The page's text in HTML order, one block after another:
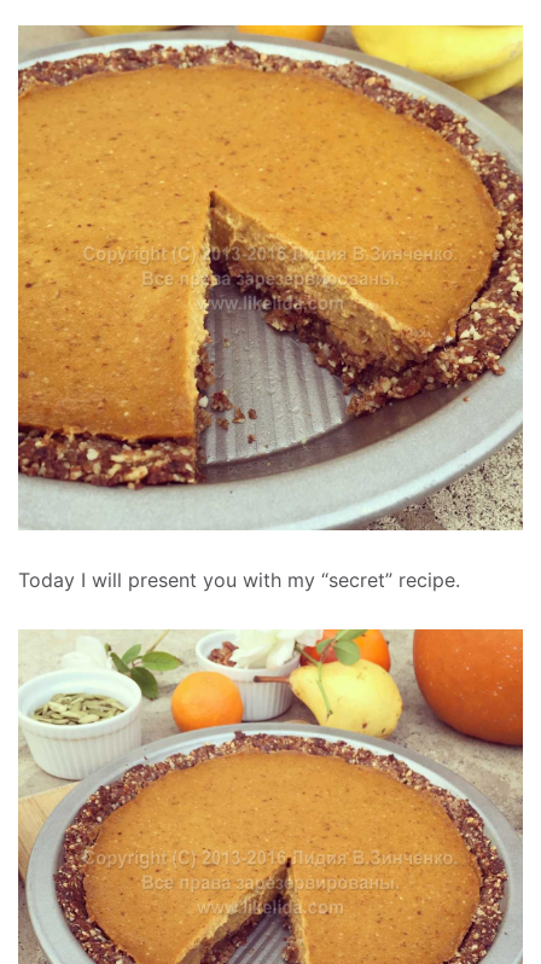
Today I will present you with my “secret” recipe.